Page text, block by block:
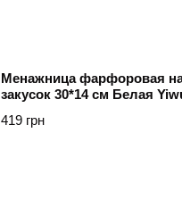
Менажница фарфоровая
закусок 30*14 см Белая
419 грн